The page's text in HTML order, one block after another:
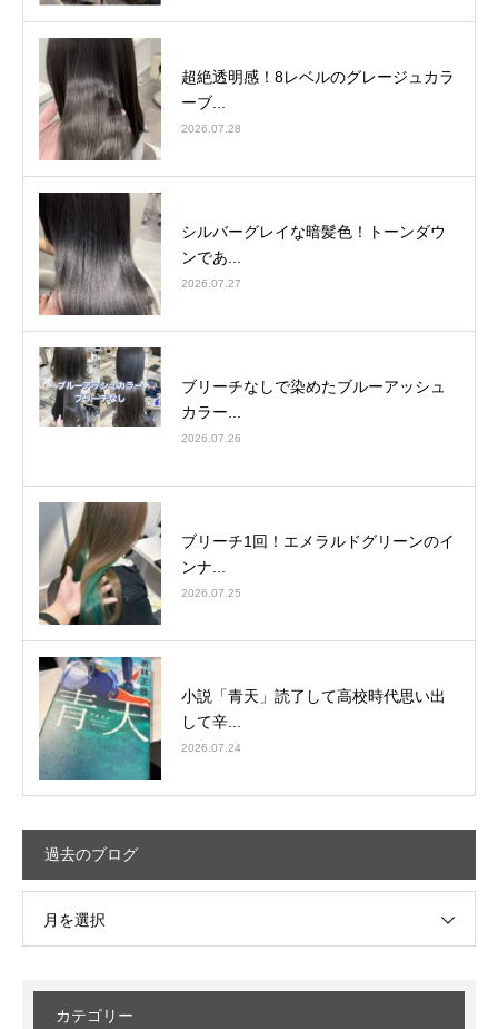
超絶透明感！8レベルのグレージュカラ
ーブ...
2026.07.28
シルバーグレイな暗髪色！トーンダウ
ンであ...
2026.07.27
ブリーチなしで染めたブルーアッシュ
カラー...
2026.07.26
ブリーチ1回！エメラルドグリーンのイ
ンナ...
2026.07.25
小説「青天」読了して高校時代思い出
して辛...
2026.07.24
過去のブログ
月を選択
カテゴリー